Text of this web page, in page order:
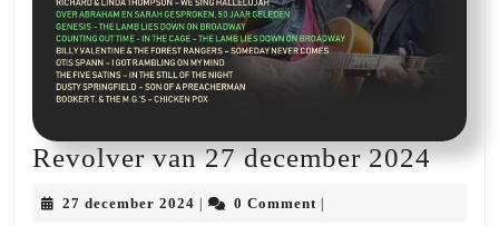
Revolver van 27 december 2024
27 december 2024 27
| 0 Comment |